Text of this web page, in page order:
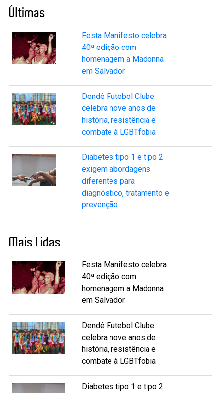
Últimas
Festa Manifesto celebra
40ª edição com
homenagem a Madonna
em Salvador
Dendê Futebol Clube
celebra nove anos de
história, resistência e
combate à LGBTfobia
Diabetes tipo 1 e tipo 2
exigem abordagens
diferentes para
diagnóstico, tratamento e
prevenção
Mais Lidas
Festa Manifesto celebra
40ª edição com
homenagem a Madonna
em Salvador
Dendê Futebol Clube
celebra nove anos de
história, resistência e
combate à LGBTfobia
Diabetes tipo 1 e tipo 2